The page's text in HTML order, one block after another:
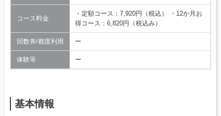
コース料金
・定額コース：7,920円（税込） ・12か月お
得コース：6,820円（税込み）
回数券/都度利用 ー
体験等 ー
基本情報